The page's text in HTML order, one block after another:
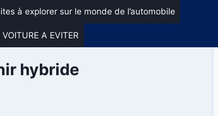
à explorer sur le monde de l’automobile
A EVITER
hybride